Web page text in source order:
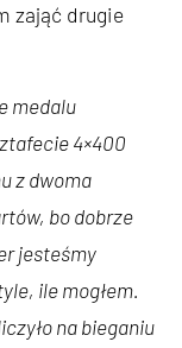
zająć drugie
medalu
4×400
z dwoma
bo dobrze
jesteśmy
ile mogłem.
na bieganiu